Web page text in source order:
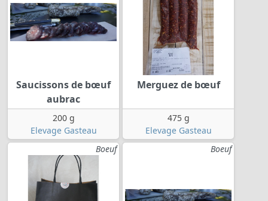
Saucissons de bœuf
aubrac
200 g
Elevage Gasteau
Merguez de bœuf
475 g
Elevage Gasteau
Boeuf
Boeuf